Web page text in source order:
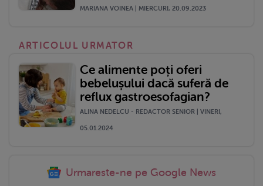
MARIANA VOINEA | MIERCURI, 20.09.2023
ARTICOLUL URMATOR
Ce alimente poți oferi
bebelușului dacă suferă de
reflux gastroesofagian?
ALINA NEDELCU - REDACTOR SENIOR | VINERI,
05.01.2024
Urmareste-ne pe Google News